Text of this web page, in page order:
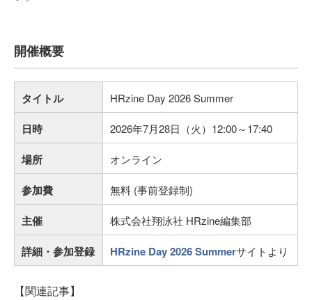
開催概要
タイトル HRzine Day 2026 Summer
日時 2026年7月28日（火）12:00～17:40
場所 オンライン
参加費 無料 (事前登録制)
主催 株式会社翔泳社 HRzine編集部
詳細・参加登録 HRzine Day 2026 Summerサイトより
【関連記事】